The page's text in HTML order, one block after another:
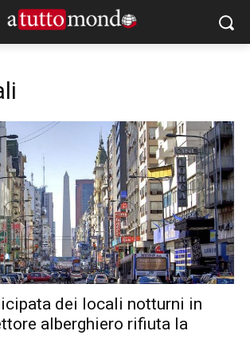
dei locali notturni in
alberghiero rifiuta la